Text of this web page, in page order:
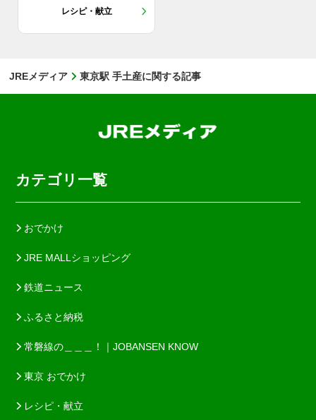
レシピ・献立
JREメディア 東京駅 手土産に関する記事
カテゴリ一覧
おでかけ
JRE MALLショッピング
鉄道ニュース
ふるさと納税
常磐線の＿＿＿！｜JOBANSEN KNOW
東京 おでかけ
レシピ・献立